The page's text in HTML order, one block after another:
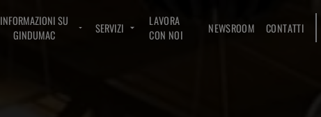
INFORMAZIONI SU
GINDUMAC
SERVIZI
LAVORA
CON NOI
NEWSROOM CONTATTI